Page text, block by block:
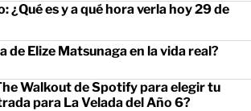
¿Qué es y a qué hora verla hoy 29 de
de Elize Matsunaga en la vida real?
Walkout de Spotify para elegir tu
para La Velada del Año 6?